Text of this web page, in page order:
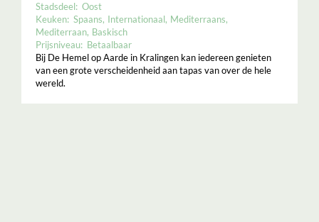
Stadsdeel: Oost
Keuken: Spaans Internationaal Mediterraans
Mediterraan Baskisch
Prijsniveau: Betaalbaar
Bij De Hemel op Aarde in Kralingen kan iedereen genieten
van een grote verscheidenheid aan tapas van over de hele
wereld.